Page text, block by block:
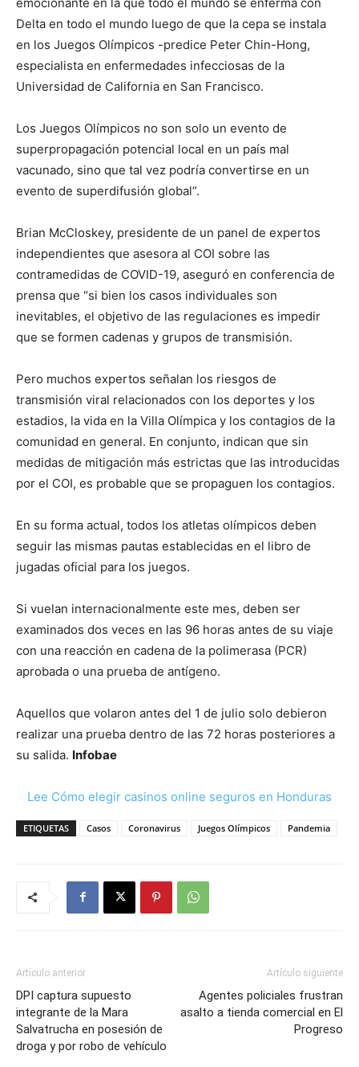
Delta en todo el mundo luego de que la cepa se instala
en los Juegos Olímpicos -predice Peter Chin-Hong,
especialista en enfermedades infecciosas de la
Universidad de California en San Francisco.
Los Juegos Olímpicos no son solo un evento de
superpropagación potencial local en un país mal
vacunado, sino que tal vez podría convertirse en un
evento de superdifusión global”.
Brian McCloskey, presidente de un panel de expertos
independientes que asesora al COI sobre las
contramedidas de COVID-19, aseguró en conferencia de
prensa que “si bien los casos individuales son
inevitables, el objetivo de las regulaciones es impedir
que se formen cadenas y grupos de transmisión.
Pero muchos expertos señalan los riesgos de
transmisión viral relacionados con los deportes y los
estadios, la vida en la Villa Olímpica y los contagios de la
comunidad en general. En conjunto, indican que sin
medidas de mitigación más estrictas que las introducidas
por el COI, es probable que se propaguen los contagios.
En su forma actual, todos los atletas olímpicos deben
seguir las mismas pautas establecidas en el libro de
jugadas oficial para los juegos.
Si vuelan internacionalmente este mes, deben ser
examinados dos veces en las 96 horas antes de su viaje
con una reacción en cadena de la polimerasa (PCR)
aprobada o una prueba de antígeno.
Aquellos que volaron antes del 1 de julio solo debieron
realizar una prueba dentro de las 72 horas posteriores a
su salida. Infobae
Lee Cómo elegir casinos online seguros en Honduras
ETIQUETAS Casos Coronavirus Juegos Olímpicos Pandemia
Artículo anterior
DPI captura supuesto
integrante de la Mara
Salvatrucha en posesión de
droga y por robo de vehículo
Artículo siguiente
Agentes policiales frustran
asalto a tienda comercial en El
Progreso